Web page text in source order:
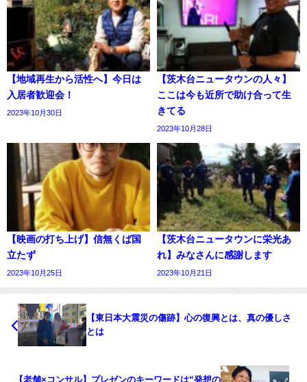
【地域再生から活性へ】今日は
入居者歓迎会！
2023年10月30日
【茨木台ニュータウンの人々】
ここは今も近所で助け合って生
きてる
2023年10月28日
【映画の打ち上げ】信無くば国
立たず
2023年10月25日
【茨木台ニュータウンに栄光あ
れ】みなさんに感謝します
2023年10月21日
【東日本大震災の傷跡】心の復興とは、真の優しさ
とは
【老舗×コンサル】プレゼンのキーワードは“発想の